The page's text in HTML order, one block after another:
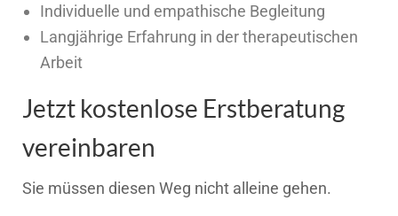
Individuelle und empathische Begleitung
Langjährige Erfahrung in der therapeutischen
Arbeit
Jetzt kostenlose Erstberatung
vereinbaren
Sie müssen diesen Weg nicht alleine gehen.